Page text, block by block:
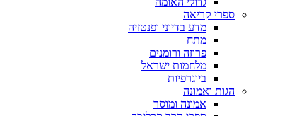
ספרי קריאה
מדע בדיוני ופנטזיה
מתח
פרוזה ורומנים
מלחמות ישראל
ביוגרפיות
הגות ואמונה
אמונה ומוסר